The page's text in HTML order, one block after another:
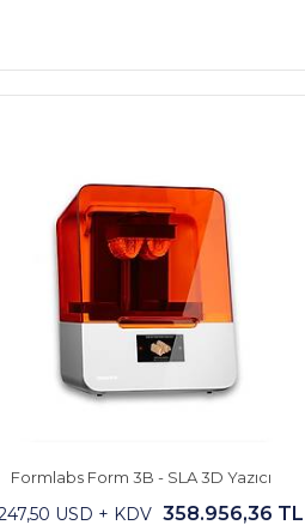
Formlabs Form 3B - SLA 3D Yazıcı
USD + KDV 358.956,36 TL